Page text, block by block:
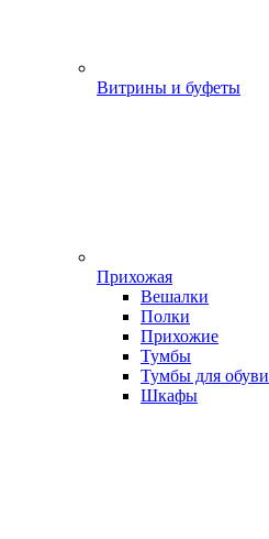
Витрины и буфеты
Прихожая
Вешалки
Полки
Прихожие
Тумбы
Тумбы для обуви
Шкафы